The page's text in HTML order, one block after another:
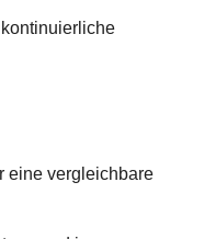
eine vergleichbare